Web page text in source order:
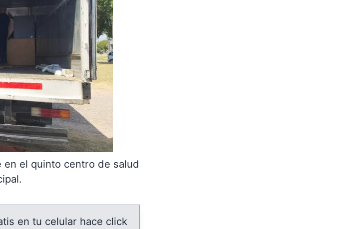
en el quinto centro de salud
en tu celular hace click